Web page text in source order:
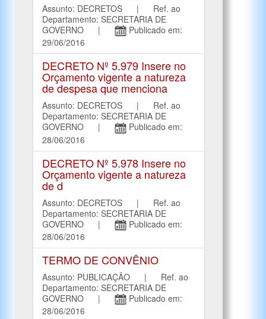
Assunto: DECRETOS | Ref. ao
Departamento: SECRETARIA DE
GOVERNO |
Publicado em:
29/06/2016
DECRETO Nº 5.979 Insere no
Orçamento vigente a natureza
de despesa que menciona
Assunto: DECRETOS | Ref. ao
Departamento: SECRETARIA DE
GOVERNO |
Publicado em:
28/06/2016
DECRETO Nº 5.978 Insere no
Orçamento vigente a natureza
de d
Assunto: DECRETOS | Ref. ao
Departamento: SECRETARIA DE
GOVERNO |
Publicado em:
28/06/2016
TERMO DE CONVÊNIO
Assunto: PUBLICAÇÃO | Ref. ao
Departamento: SECRETARIA DE
GOVERNO |
Publicado em:
28/06/2016